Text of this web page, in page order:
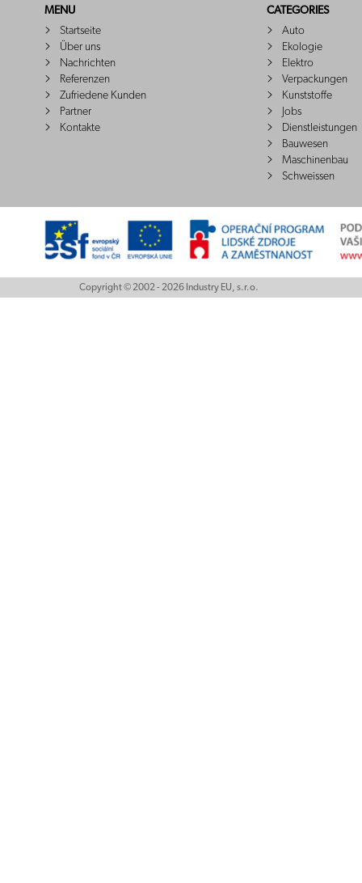
MENU
Startseite
Über uns
Nachrichten
Referenzen
Zufriedene Kunden
Partner
Kontakte
CATEGORIES
Auto
Ekologie
Elektro
Verpackungen
Kunststoffe
Jobs
Dienstleistungen
Bauwesen
Maschinenbau
Schweissen
Copyright © 2002 - 2026 Industry EU, s.r.o.